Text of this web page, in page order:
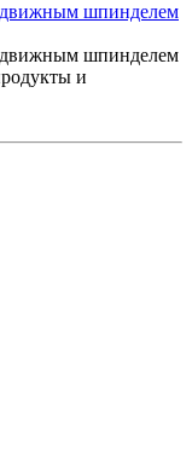
шпинделем
шпинделем
и